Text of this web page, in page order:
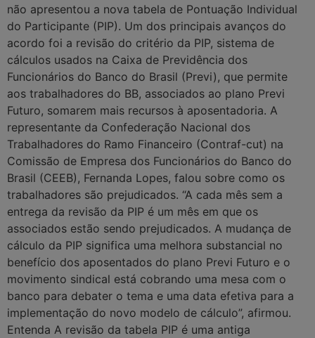
não apresentou a nova tabela de Pontuação Individual
do Participante (PIP). Um dos principais avanços do
acordo foi a revisão do critério da PIP, sistema de
cálculos usados na Caixa de Previdência dos
Funcionários do Banco do Brasil (Previ), que permite
aos trabalhadores do BB, associados ao plano Previ
Futuro, somarem mais recursos à aposentadoria. A
representante da Confederação Nacional dos
Trabalhadores do Ramo Financeiro (Contraf-cut) na
Comissão de Empresa dos Funcionários do Banco do
Brasil (CEEB), Fernanda Lopes, falou sobre como os
trabalhadores são prejudicados. “A cada mês sem a
entrega da revisão da PIP é um mês em que os
associados estão sendo prejudicados. A mudança de
cálculo da PIP significa uma melhora substancial no
benefício dos aposentados do plano Previ Futuro e o
movimento sindical está cobrando uma mesa com o
banco para debater o tema e uma data efetiva para a
implementação do novo modelo de cálculo”, afirmou.
Entenda A revisão da tabela PIP é uma antiga